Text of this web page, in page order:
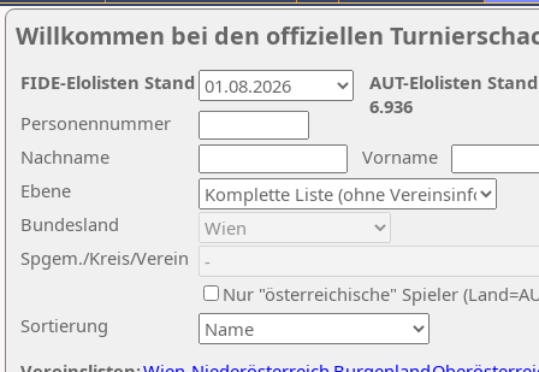
Willkommen bei den offiziellen
Nachname
Vorname
Ebene
Sortierung
Personennummer
Bundesland
Spgem./Kreis/Verein
Nur "österreichische" Spieler
AUT-Elolisten
6.936
FIDE-Elolisten Stand